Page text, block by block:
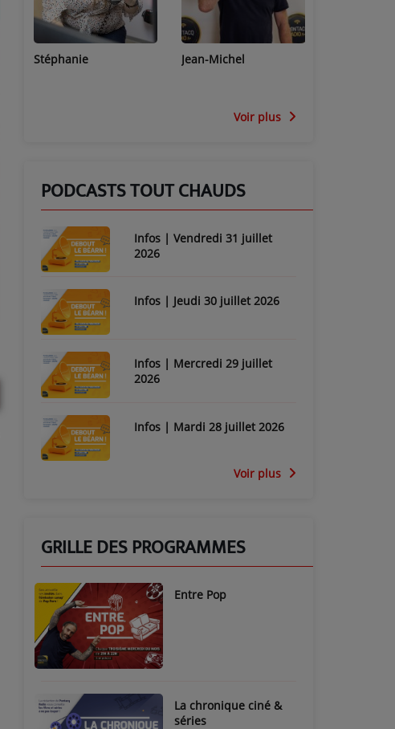
Stéphanie Jean-Michel
Voir plus
PODCASTS TOUT CHAUDS
Infos | Vendredi 31 juillet
2026
Infos | Jeudi 30 juillet 2026
Infos | Mercredi 29 juillet
2026
Infos | Mardi 28 juillet 2026
Voir plus
GRILLE DES PROGRAMMES
Entre Pop
La chronique ciné &
séries